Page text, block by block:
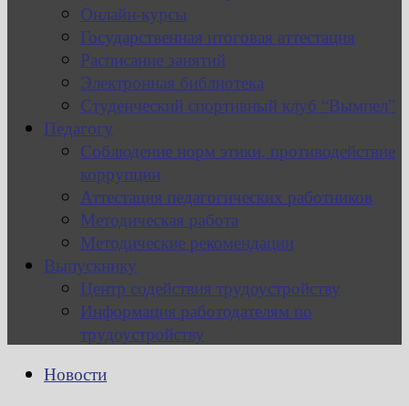
Онлайн-курсы
Государственная итоговая аттестация
Расписание занятий
Электронная библиотека
Студенческий спортивный клуб “Вымпел”
Педагогу
Соблюдение норм этики, противодействие
коррупции
Аттестация педагогических работников
Методическая работа
Методические рекомендации
Выпускнику
Центр содействия трудоустройству
Информация работодателям по
трудоустройству
Новости